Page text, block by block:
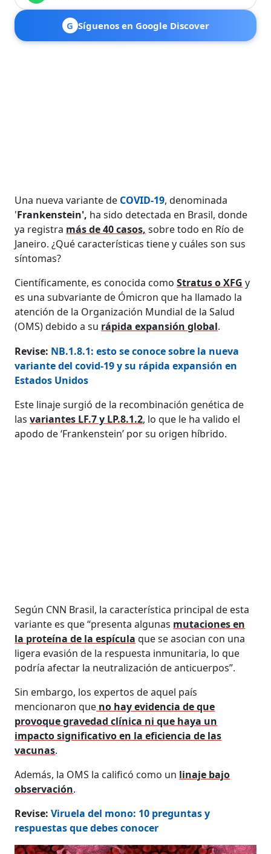
G Síguenos en Google Discover
Una nueva variante de COVID-19, denominada
'Frankenstein', ha sido detectada en Brasil, donde
ya registra más de 40 casos, sobre todo en Río de
Janeiro. ¿Qué características tiene y cuáles son sus
síntomas?
Científicamente, es conocida comoStratus o XFG y
es una subvariante de Ómicron que ha llamado la
atención de la Organización Mundial de la Salud
(OMS) debido a su rápida expansión global.
Revise: NB.1.8.1: esto se conoce sobre la nueva
variante del covid-19 y su rápida expansión en
Estados Unidos
Este linaje surgió de la recombinación genética de
lasvariantes LF.7 y LP.8.1.2, lo que le ha valido el
apodo de ‘Frankenstein’ por su origen híbrido.
Según CNN Brasil, la característica principal de esta
variante es que “presenta algunas mutaciones en
la proteína de la espícula que se asocian con una
ligera evasión de la respuesta inmunitaria, lo que
podría afectar la neutralización de anticuerpos”.
Sin embargo, los expertos de aquel país
mencionaron que no hay evidencia de que
provoque gravedad clínica ni que haya un
impacto significativo en la eficiencia de las
vacunas.
Además, la OMS la calificó como un linaje bajo
observación.
Revise:Viruela del mono: 10 preguntas y
respuestas que debes conocer